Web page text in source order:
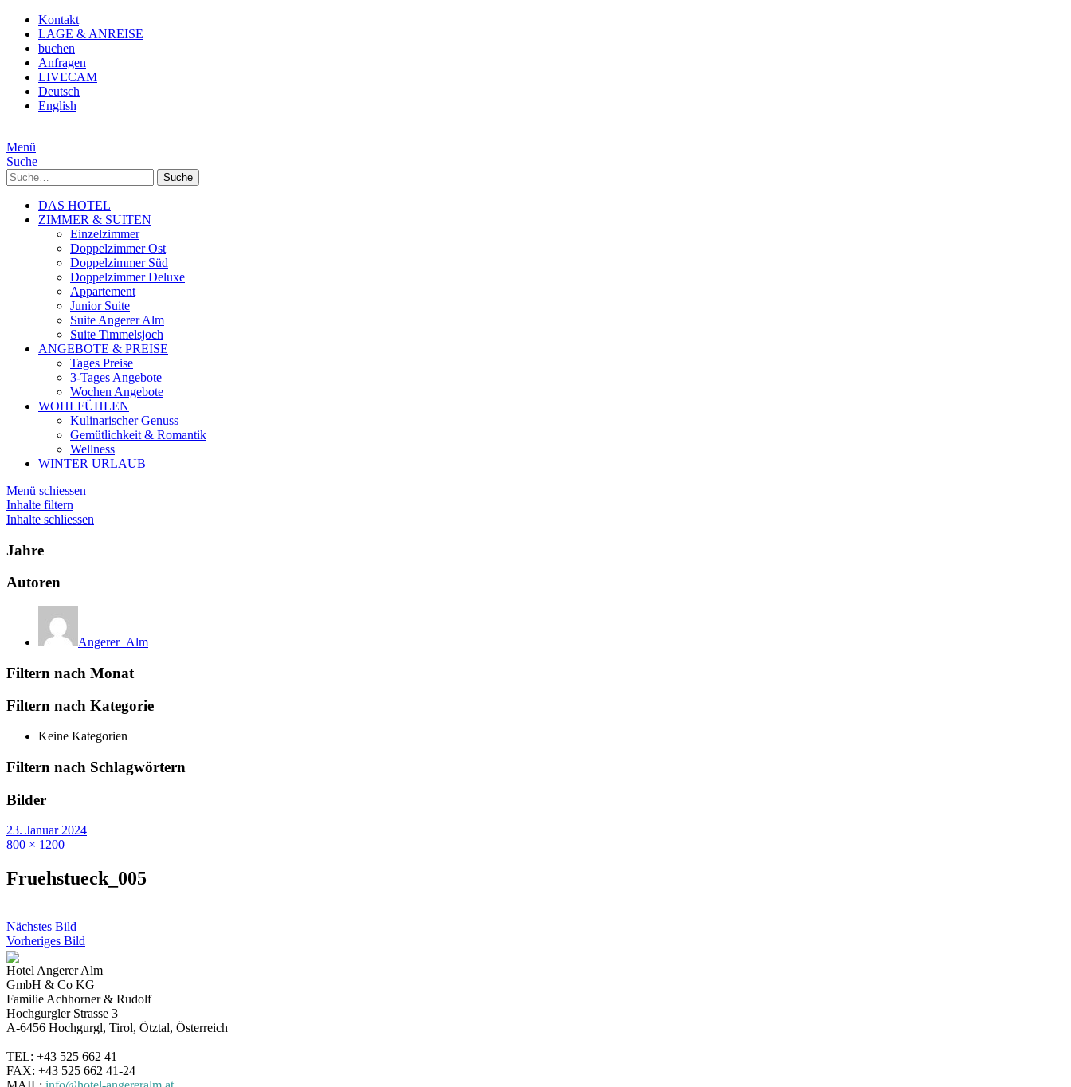
Kontakt
LAGE & ANREISE
buchen
Anfragen
LIVECAM
Deutsch
English
Menü
Suche
Suche
DAS HOTEL
ZIMMER & SUITEN
Einzelzimmer
Doppelzimmer Ost
Doppelzimmer Süd
Doppelzimmer Deluxe
Appartement
Junior Suite
Suite Angerer Alm
Suite Timmelsjoch
ANGEBOTE & PREISE
Tages Preise
3-Tages Angebote
Wochen Angebote
WOHLFÜHLEN
Kulinarischer Genuss
Gemütlichkeit & Romantik
Wellness
WINTER URLAUB
Menü schiessen
Inhalte filtern
Inhalte schliessen
Jahre
Autoren
Angerer_Alm
Filtern nach Monat
Filtern nach Kategorie
Keine Kategorien
Filtern nach Schlagwörtern
Bilder
23. Januar 2024
800 × 1200
Fruehstueck_005
Nächstes Bild
Vorheriges Bild
Hotel Angerer Alm
GmbH & Co KG
Familie Achhorner & Rudolf
Hochgurgler Strasse 3
A-6456 Hochgurgl, Tirol, Ötztal, Österreich
TEL: +43 525 662 41
FAX: +43 525 662 41-24